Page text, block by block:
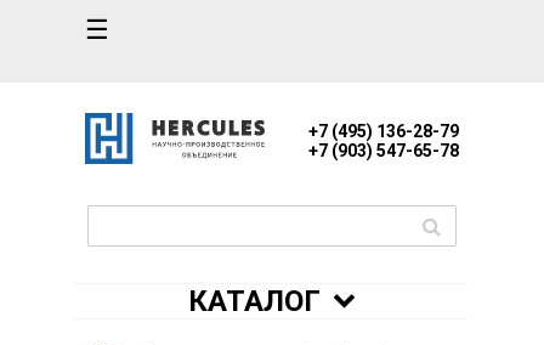
☰
+7 (495) 136-28-79
+7 (903) 547-65-78
КАТАЛОГ